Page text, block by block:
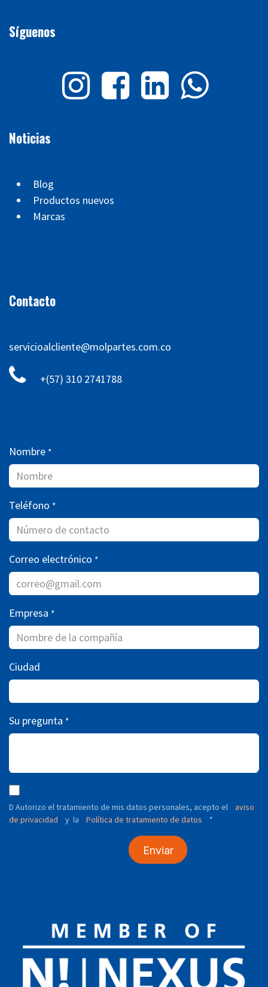
Síguenos
Noticias
Blog
Productos nuevos
Marcas
Contacto
servicioalcliente@molpartes.com.co
+(57) 310 2741788
Nombre *
Teléfono *
Correo electrónico *
Empresa *
Ciudad
Su pregunta *
D Autorizo ​​el tratamiento de mis datos personales, acepto el
aviso
de privacidad
y la Política de tratamiento de datos *
Enviar